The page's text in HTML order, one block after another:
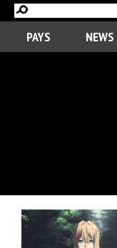
PAYS NEWS